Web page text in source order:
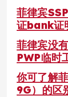
菲律宾
证bank证
菲律宾没
PWP临时
你可了解
9G）的区